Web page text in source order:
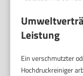
Leistung
Ein verschmutzter
Hochdruckreiniger